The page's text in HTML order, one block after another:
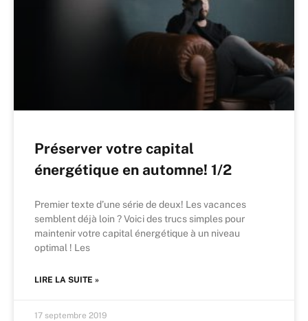
Préserver votre capital
énergétique en automne! 1/2
Premier texte d’une série de deux! Les vacances
semblent déjà loin ? Voici des trucs simples pour
maintenir votre capital énergétique à un niveau
optimal ! Les
LIRE LA SUITE »
17 septembre 2019